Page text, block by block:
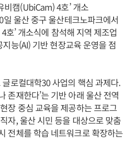
캠(UbiCam) 4호’ 개소
울산 중구 울산테크노파크에서
호’ 개소식에 참석해 지역 제조업
능(AI) 기반 현장교육 운영을 점
로컬대학30 사업의 핵심 과제다.
존재한다’는 기반 아래 울산 전역
장 중심 교육을 제공하는 프로그
자, 울산 시민 등을 대상으로 맞춤
전체를 학습 네트워크로 확장하는